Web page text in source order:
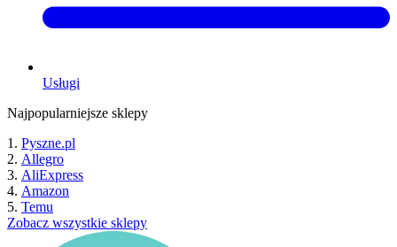
Usługi
Najpopularniejsze sklepy
Pyszne.pl
Allegro
AliExpress
Amazon
Temu
Zobacz wszystkie sklepy